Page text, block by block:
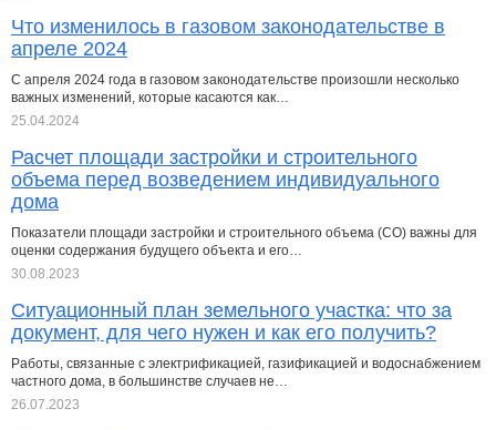
Что изменилось в газовом законодательстве в
апреле 2024
С апреля 2024 года в газовом законодательстве произошли несколько
важных изменений, которые касаются как…
25.04.2024
Расчет площади застройки и строительного
объема перед возведением индивидуального
дома
Показатели площади застройки и строительного объема (СО) важны для
оценки содержания будущего объекта и его…
30.08.2023
Ситуационный план земельного участка: что за
документ, для чего нужен и как его получить?
Работы, связанные с электрификацией, газификацией и водоснабжением
частного дома, в большинстве случаев не…
26.07.2023